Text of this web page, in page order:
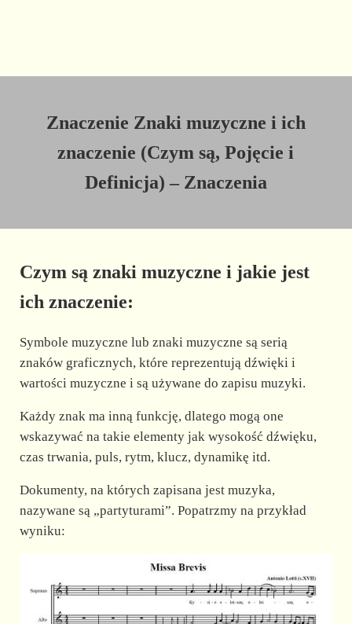
Znaczenie Znaki muzyczne i ich
znaczenie (Czym są, Pojęcie i
Definicja) – Znaczenia
Czym są znaki muzyczne i jakie jest
ich znaczenie:
Symbole muzyczne lub znaki muzyczne są serią
znaków graficznych, które reprezentują dźwięki i
wartości muzyczne i są używane do zapisu muzyki.
Każdy znak ma inną funkcję, dlatego mogą one
wskazywać na takie elementy jak wysokość dźwięku,
czas trwania, puls, rytm, klucz, dynamikę itd.
Dokumenty, na których zapisana jest muzyka,
nazywane są „partyturami”. Popatrzmy na przykład
wyniku: